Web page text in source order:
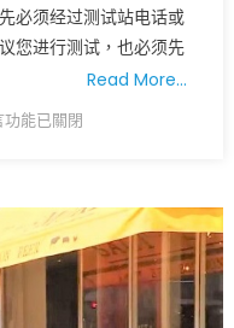
必须经过测试站电话或
您进行测试，也必须先
Read More…
功能已關閉